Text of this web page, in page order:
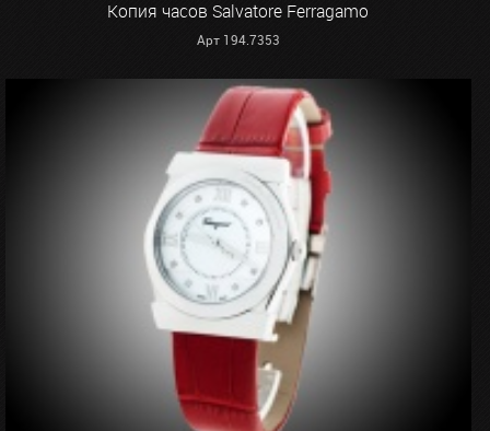
Копия часов Salvatore Ferragamo
Арт 194.7353